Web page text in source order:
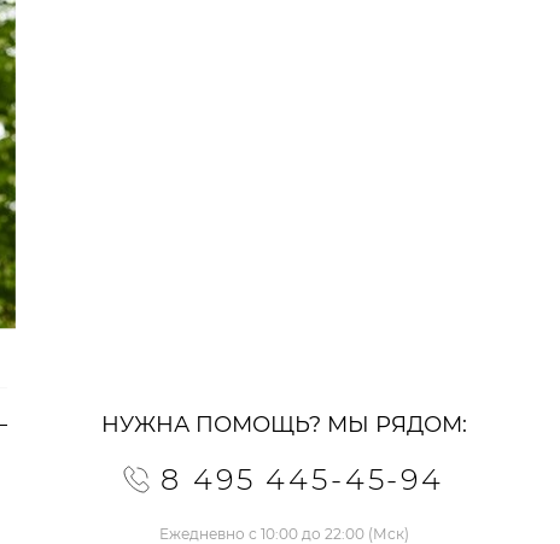
НУЖНА ПОМОЩЬ? МЫ РЯДОМ:
8 495 445-45-94
Ежедневно с 10:00 до 22:00 (Мск)